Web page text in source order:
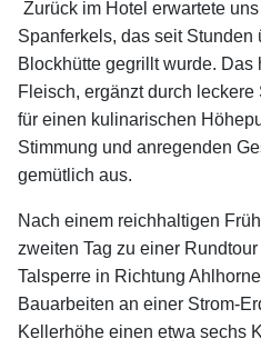
Zurück im Hotel erwartete
Spanferkels, das seit
Blockhütte gegrillt wurde.
Fleisch, ergänzt durch
für einen kulinarischen
Stimmung und anregenden
gemütlich aus.
Nach einem reichhaltigen
zweiten Tag zu einer
Talsperre in Richtung
Bauarbeiten an einer Strom-
Kellerhöhe einen etwa sechs